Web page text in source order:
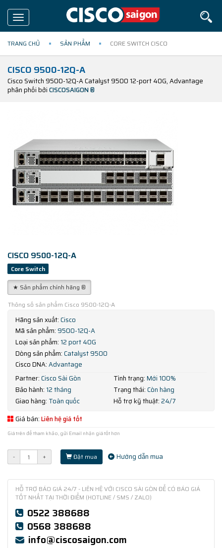
Toggle
navigation
TRANG CHỦ SẢN PHẨM CORE SWITCH CISCO
CISCO 9500-12Q-A
Cisco Switch 9500-12Q-A Catalyst 9500 12-port 40G, Advantage
phân phối bởiCISCOSAIGON ®
CISCO 9500-12Q-A
Core Switch
★ Sản phẩm chính hãng ®
Thông số sản phẩm Cisco 9500-12Q-A
Hãng sản xuất:Cisco
Mã sản phẩm: 9500-12Q-A
Loại sản phẩm: 12 port 40G
Dòng sản phẩm:Catalyst 9500
Cisco DNA:Advantage
Partner:Cisco Sài Gòn Tình trạng:Mới 100%
Bảo hành: 12 tháng Trạng thái:Còn hàng
Giao hàng: Toàn quốc Hỗ trợ kỹ thuật:24/7
Giá bán:Liên hệ giá tốt
Giá trên để tham khảo, gửi Email nhận giá tốt hơn
- + Đặt mua Hướng dẫn mua
HỖ TRỢ BÁO GIÁ 24/7 - LIÊN HỆ VỚI CISCO SÀI GÒN ĐỂ CÓ BÁO GIÁ
TỐT NHẤT TẠI THỜI ĐIỂM (HOTLINE / SMS / ZALO)
0522 388688
0568 388688
info@ciscosaigon.com